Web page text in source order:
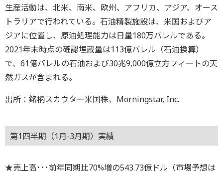
生産活動は、北米、南米、欧州、アフリカ、アジア、オース
トラリアで行われている。石油精製施設は、米国およびア
ジアに位置し、原油処理能力は日量180万バレルである。
2021年末時点の確認埋蔵量は113億バレル（石油換算）
で、61億バレルの石油および30兆9,000億立方フィートの天
然ガスが含まれる。
出所：銘柄スカウター米国株、Morningstar, Inc.
第1四半期（1月-3月期）実績
★売上高･･･前年同期比70%増の543.73億ドル（市場予想は